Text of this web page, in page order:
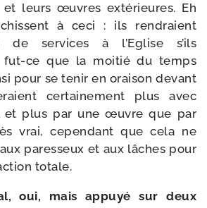
leurs œuvres exté­rieures. Eh
à ceci : ils ren­draient
de ser­vices à l’Eglise s’ils
fut-​ce que la moi­tié du temps
pour se tenir en orai­son devant
cer­tai­ne­ment plus avec
et plus par une œuvre que par
vrai, cepen­dant que cela ne
pares­seux et aux lâches pour
totale.
oui, mais appuyé sur deux